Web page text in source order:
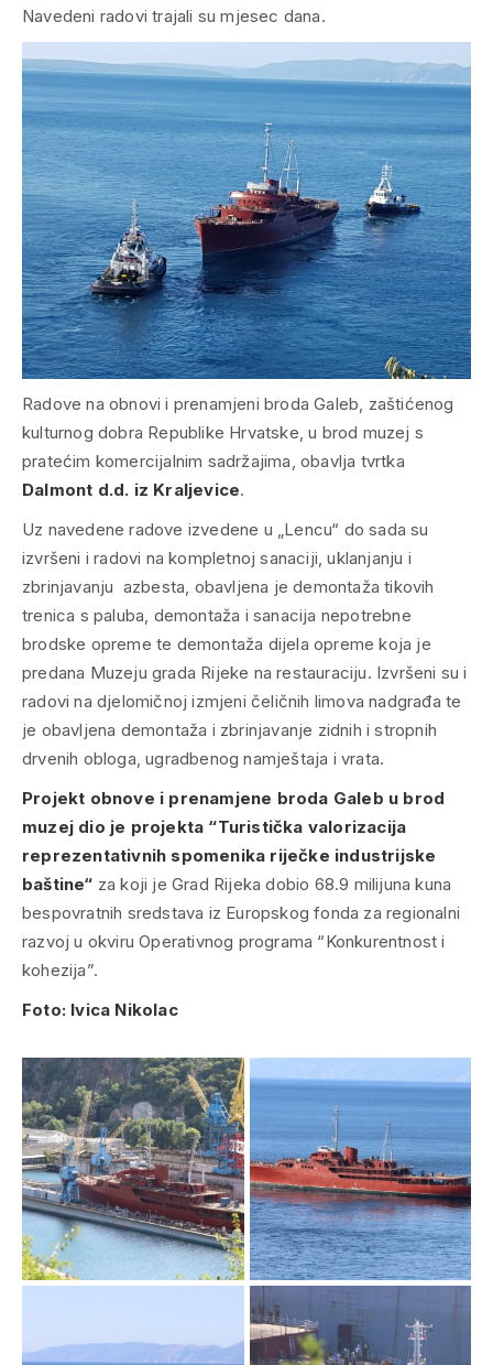
Navedeni radovi trajali su mjesec dana.
Radove na obnovi i prenamjeni broda Galeb, zaštićenog
kulturnog dobra Republike Hrvatske, u brod muzej s
pratećim komercijalnim sadržajima, obavlja tvrtka
Dalmont d.d. iz Kraljevice.
Uz navedene radove izvedene u „Lencu“ do sada su
izvršeni i radovi na kompletnoj sanaciji, uklanjanju i
zbrinjavanju azbesta, obavljena je demontaža tikovih
trenica s paluba, demontaža i sanacija nepotrebne
brodske opreme te demontaža dijela opreme koja je
predana Muzeju grada Rijeke na restauraciju. Izvršeni su i
radovi na djelomičnoj izmjeni čeličnih limova nadgrađa te
je obavljena demontaža i zbrinjavanje zidnih i stropnih
drvenih obloga, ugradbenog namještaja i vrata.
Projekt obnove i prenamjene broda Galeb u brod
muzej dio je projekta “Turistička valorizacija
reprezentativnih spomenika riječke industrijske
baštine“ za koji je Grad Rijeka dobio 68.9 milijuna kuna
bespovratnih sredstava iz Europskog fonda za regionalni
razvoj u okviru Operativnog programa “Konkurentnost i
kohezija”.
Foto: Ivica Nikolac